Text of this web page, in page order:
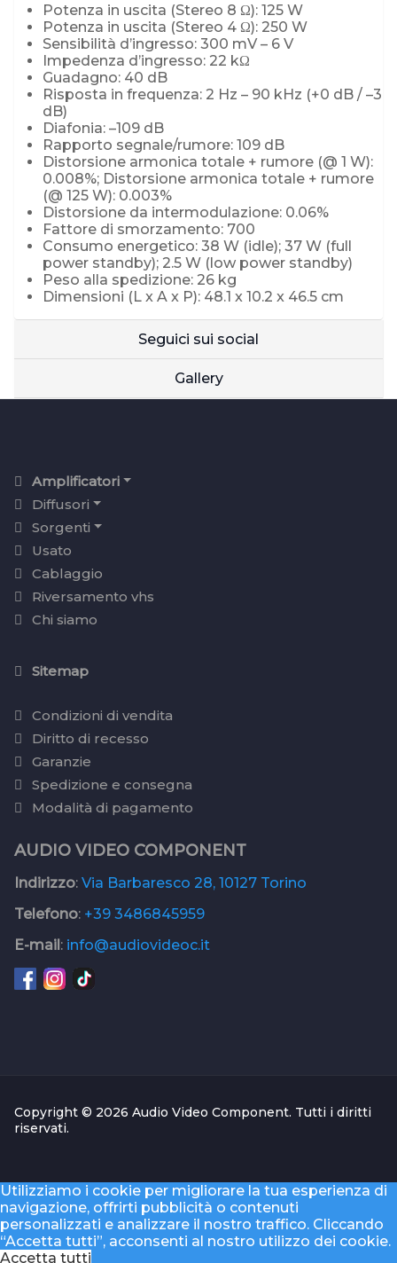
Potenza in uscita (Stereo 8 Ω): 125 W
Potenza in uscita (Stereo 4 Ω): 250 W
Sensibilità d’ingresso: 300 mV – 6 V
Impedenza d’ingresso: 22 kΩ
Guadagno: 40 dB
Risposta in frequenza: 2 Hz – 90 kHz (+0 dB / –3
dB)
Diafonia: –109 dB
Rapporto segnale/rumore: 109 dB
Distorsione armonica totale + rumore (@ 1 W):
0.008%; Distorsione armonica totale + rumore
(@ 125 W): 0.003%
Distorsione da intermodulazione: 0.06%
Fattore di smorzamento: 700
Consumo energetico: 38 W (idle); 37 W (full
power standby); 2.5 W (low power standby)
Peso alla spedizione: 26 kg
Dimensioni (L x A x P): 48.1 x 10.2 x 46.5 cm
Seguici sui social
Gallery
Amplificatori
Diffusori
Sorgenti
Usato
Cablaggio
Riversamento vhs
Chi siamo
Sitemap
Condizioni di vendita
Diritto di recesso
Garanzie
Spedizione e consegna
Modalità di pagamento
AUDIO VIDEO COMPONENT
Indirizzo: Via Barbaresco 28, 10127 Torino
Telefono: +39 3486845959
E-mail: info@audiovideoc.it
Copyright © 2026 Audio Video Component. Tutti i diritti
riservati.
Utilizziamo i cookie per migliorare la tua esperienza di
navigazione, offrirti pubblicità o contenuti
personalizzati e analizzare il nostro traffico. Cliccando
“Accetta tutti”, acconsenti al nostro utilizzo dei cookie.
Accetta tutti